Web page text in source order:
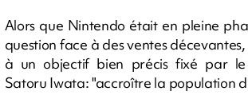
Alors que Nintendo était en pleine
question face à des ventes
à un objectif bien précis fixé par
Satoru Iwata: "accroître la population